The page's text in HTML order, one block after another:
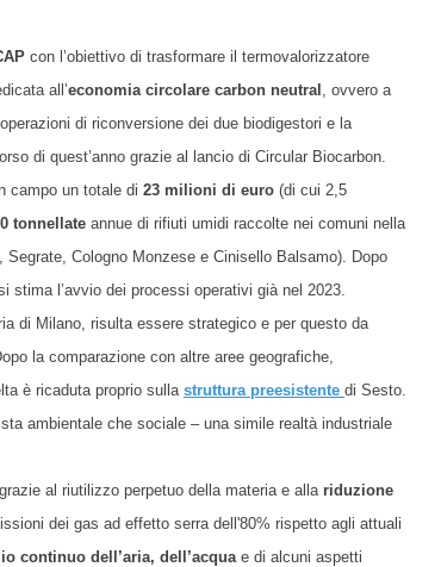
con l’obiettivo di trasformare il termovalorizzatore
all’economia circolare carbon neutral , ovvero a
di riconversione dei due biodigestori e la
di quest’anno grazie al lancio di Circular Biocarbon.
campo un totale di 23 milioni di euro (di cui 2,5
tonnellate annue di rifiuti umidi raccolte nei comuni nella
Cologno Monzese e Cinisello Balsamo). Dopo
stima l’avvio dei processi operativi già nel 2023.
di Milano, risulta essere strategico e per questo da
la comparazione con altre aree geografiche,
è ricaduta proprio sullastruttura preesistente di Sesto.
ambientale che sociale – una simile realtà industriale
al riutilizzo perpetuo della materia e alla riduzione
dei gas ad effetto serra dell'80% rispetto agli attuali
continuo dell’aria, dell’acquae di alcuni aspetti